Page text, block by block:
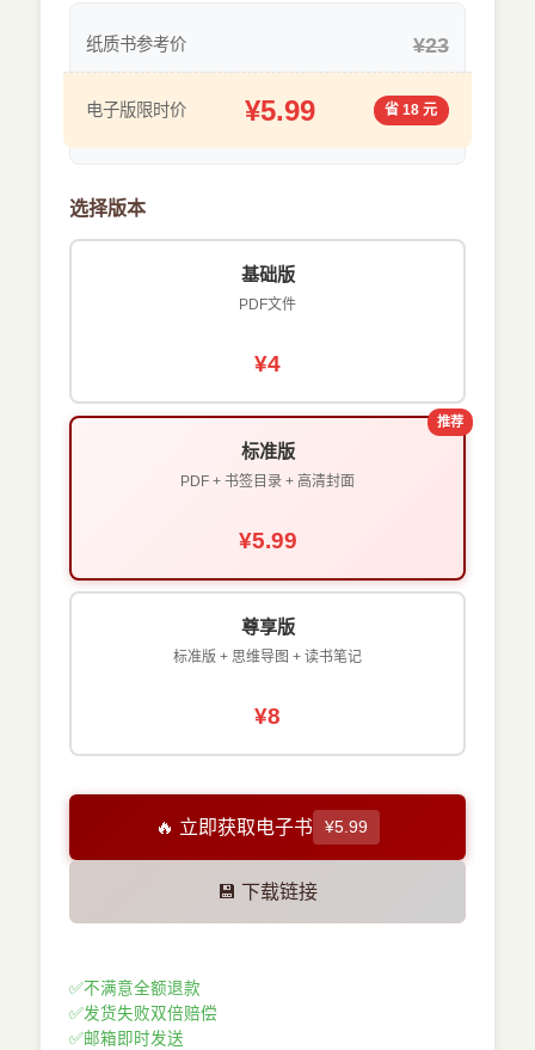
纸质书参考价 ¥23
电子版限时价 ¥5.99 省 18 元
选择版本
基础版
PDF文件
¥4
推荐
标准版
PDF + 书签目录 + 高清封面
¥5.99
尊享版
标准版 + 思维导图 + 读书笔记
¥8
🔥 立即获取电子书 ¥5.99
💾 下载链接
✅不满意全额退款
✅发货失败双倍赔偿
✅邮箱即时发送